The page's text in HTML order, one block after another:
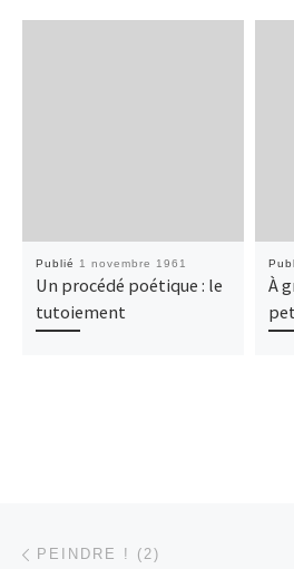
Publié 1 novembre 1961
Un procédé poétique : le
tutoiement
À
Parcourir les articles
PEINDRE ! (2)